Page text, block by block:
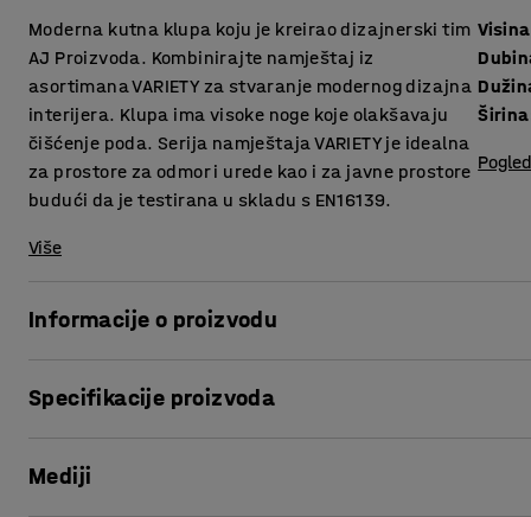
Moderna kutna klupa koju je kreirao dizajnerski tim
AJ Proizvoda. Kombinirajte namještaj iz
asortimana VARIETY za stvaranje modernog dizajna
interijera. Klupa ima visoke noge koje olakšavaju
čišćenje poda. Serija namještaja VARIETY je idealna
za prostore za odmor i urede kao i za javne prostore
budući da je testirana u skladu s EN16139.
Više
Širina
Informacije o proizvodu
izborom za javne prostore poput salona i čekaonica, te
olakšavaju sastavljanje. Visina nogu daje elegantan
Specifikacije proizvoda
Dubina sjedišta
Mediji